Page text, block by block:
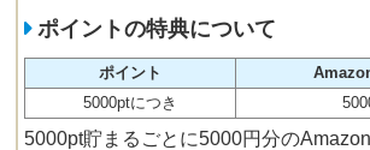
ポイントの特典について
ポイント
5000ptにつき
5000pt貯まるごとに5000円分の